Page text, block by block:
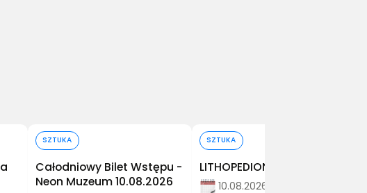
SZTUKA
Całodniowy Bilet Wstępu -
Neon Muzeum 10.08.2026
SZTUKA
LITHOPEDION II | premiera
10.08.2026